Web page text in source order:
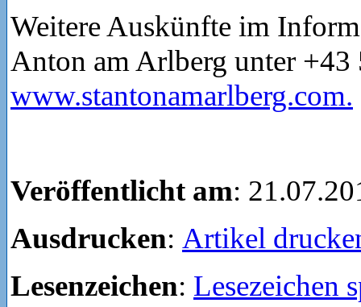
Weitere Auskünfte im
Anton am Arlberg unter +43
www.stantonamarlberg.com.
Veröffentlicht am:
Ausdrucken: Artikel
Lesenzeichen: Lesezeichen